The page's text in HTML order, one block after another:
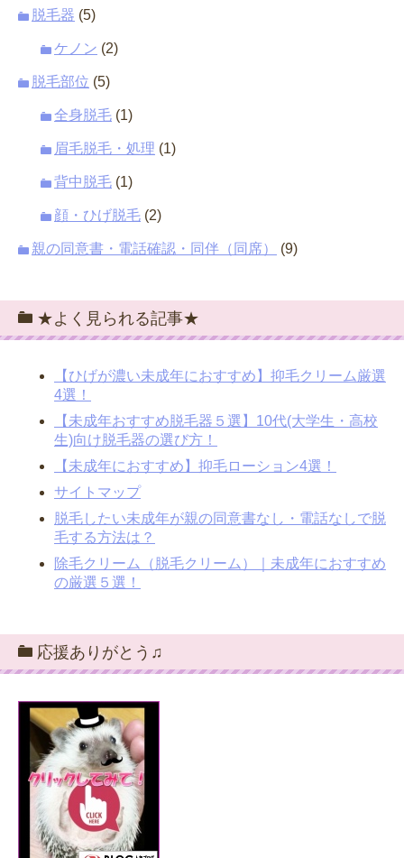
脱毛器 (5)
ケノン (2)
脱毛部位 (5)
全身脱毛 (1)
眉毛脱毛・処理 (1)
背中脱毛 (1)
顔・ひげ脱毛 (2)
親の同意書・電話確認・同伴（同席） (9)
★よく見られる記事★
【ひげが濃い未成年におすすめ】抑毛クリーム厳選
4選！
【未成年おすすめ脱毛器５選】10代(大学生・高校
生)向け脱毛器の選び方！
【未成年におすすめ】抑毛ローション4選！
サイトマップ
脱毛したい未成年が親の同意書なし・電話なしで脱
毛する方法は？
除毛クリーム（脱毛クリーム）｜未成年におすすめ
の厳選５選！
応援ありがとう♫